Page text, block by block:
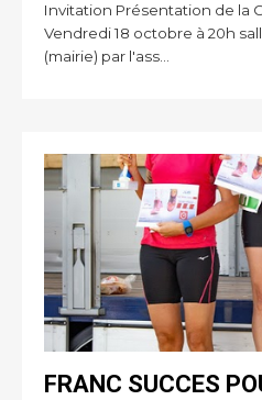
Invitation Présentation de la
Vendredi 18 octobre à 20h
(mairie) par l'ass...
FRANC SUCCES